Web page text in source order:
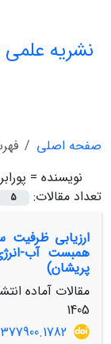
نشریه
صفحه اصلی
نویسنده =
تعداد مقالات:
5
ارزیابی
همبست آب-
پریشان)
مقالات آماده
1405